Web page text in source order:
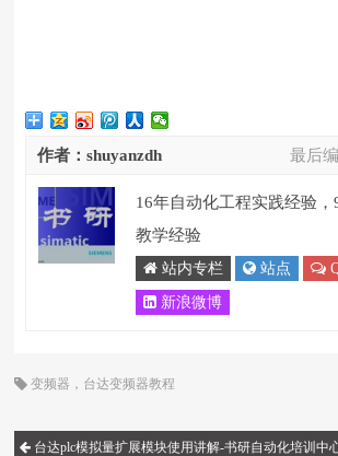
最后
作者：shuyanzdh
16年自动化工程实践经验，
教学经验
站内专栏 站点
新浪微博
变频器 ， 台达变频器教程
台达plc模拟量扩展模块使用讲解-书研自动化培训中